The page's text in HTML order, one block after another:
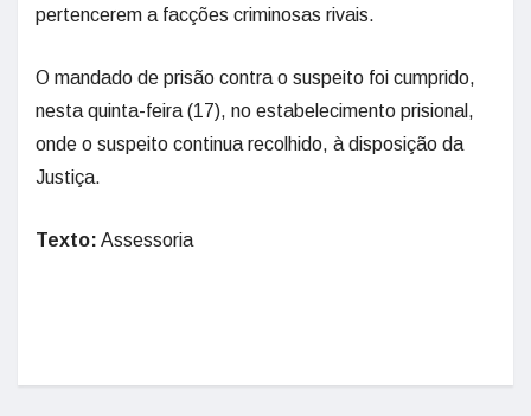
pertencerem a facções criminosas rivais.
O mandado de prisão contra o suspeito foi cumprido,
nesta quinta-feira (17), no estabelecimento prisional,
onde o suspeito continua recolhido, à disposição da
Justiça.
Texto: Assessoria